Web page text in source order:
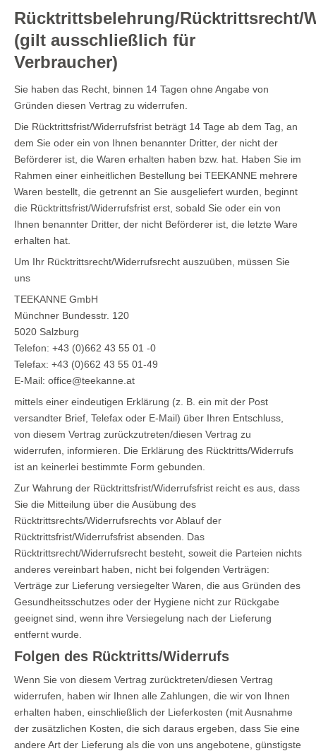
Rücktrittsbelehrung/Rücktrittsrecht/
(gilt ausschließlich für
Verbraucher)
Sie haben das Recht, binnen 14 Tagen ohne Angabe von
Gründen diesen Vertrag zu widerrufen.
Die Rücktrittsfrist/Widerrufsfrist beträgt 14 Tage ab dem Tag, an
dem Sie oder ein von Ihnen benannter Dritter, der nicht der
Beförderer ist, die Waren erhalten haben bzw. hat. Haben Sie im
Rahmen einer einheitlichen Bestellung bei TEEKANNE mehrere
Waren bestellt, die getrennt an Sie ausgeliefert wurden, beginnt
die Rücktrittsfrist/Widerrufsfrist erst, sobald Sie oder ein von
Ihnen benannter Dritter, der nicht Beförderer ist, die letzte Ware
erhalten hat.
Um Ihr Rücktrittsrecht/Widerrufsrecht auszuüben, müssen Sie
uns
TEEKANNE GmbH
Münchner Bundesstr. 120
5020 Salzburg
Telefon: +43 (0)662 43 55 01 -0
Telefax: +43 (0)662 43 55 01-49
E-Mail: office@teekanne.at
mittels einer eindeutigen Erklärung (z. B. ein mit der Post
versandter Brief, Telefax oder E-Mail) über Ihren Entschluss,
von diesem Vertrag zurückzutreten/diesen Vertrag zu
widerrufen, informieren. Die Erklärung des Rücktritts/Widerrufs
ist an keinerlei bestimmte Form gebunden.
Zur Wahrung der Rücktrittsfrist/Widerrufsfrist reicht es aus, dass
Sie die Mitteilung über die Ausübung des
Rücktrittsrechts/Widerrufsrechts vor Ablauf der
Rücktrittsfrist/Widerrufsfrist absenden. Das
Rücktrittsrecht/Widerrufsrecht besteht, soweit die Parteien nichts
anderes vereinbart haben, nicht bei folgenden Verträgen:
Verträge zur Lieferung versiegelter Waren, die aus Gründen des
Gesundheitsschutzes oder der Hygiene nicht zur Rückgabe
geeignet sind, wenn ihre Versiegelung nach der Lieferung
entfernt wurde.
Folgen des Rücktritts/Widerrufs
Wenn Sie von diesem Vertrag zurücktreten/diesen Vertrag
widerrufen, haben wir Ihnen alle Zahlungen, die wir von Ihnen
erhalten haben, einschließlich der Lieferkosten (mit Ausnahme
der zusätzlichen Kosten, die sich daraus ergeben, dass Sie eine
andere Art der Lieferung als die von uns angebotene, günstigste